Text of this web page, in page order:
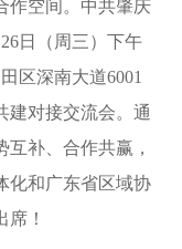
作空间。中共肇庆
日（周三）下午
区深南大道6001
建对接交流会。通
补、合作共赢，
化和广东省区域协
！